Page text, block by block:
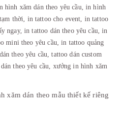
hình xăm dán theo yêu cầu, in hình
thời, in tattoo cho event, in tattoo
ngay,in tattoo dán theo yêu cầu,in
mini theo yêu cầu,in tattoo quảng
theo yêu cầu,tattoo dán custom
theo yêu cầu, xưởng in hình xăm
xăm dán theo mẫu thiết kế riêng